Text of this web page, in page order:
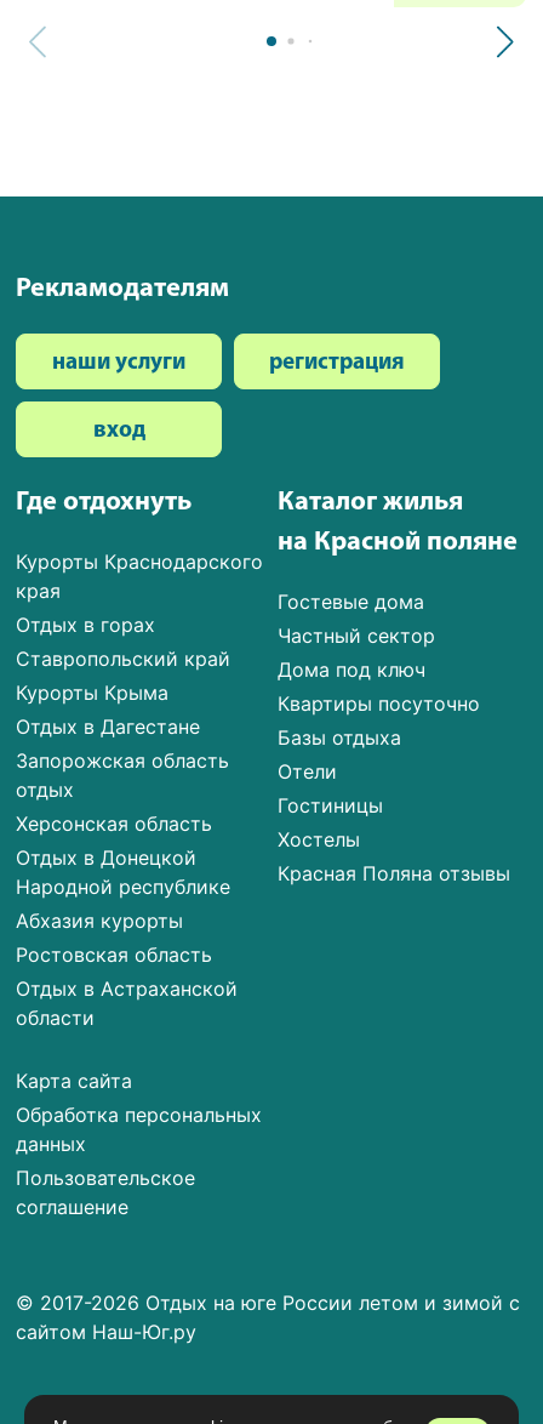
Где отдохнуть
Курорты Краснодарского
края
Отдых в горах
Ставропольский край
Курорты Крыма
Отдых в Дагестане
Запорожская область
отдых
Херсонская область
Отдых в Донецкой
Народной республике
Абхазия курорты
Ростовская область
Отдых в Астраханской
области
Карта сайта
Обработка персональных
данных
Пользовательское
соглашение
Каталог жилья
на Красной поляне
Гостевые дома
Частный сектор
Дома под ключ
Квартиры посуточно
Базы отдыха
Отели
Гостиницы
Хостелы
Красная Поляна отзывы
Рекламодателям
наши услуги регистрация
вход
© 2017-2026 Отдых на юге России летом и зимой с
сайтом Наш-Юг.ру